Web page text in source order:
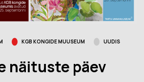
KGB KONGIDE MUUSEUM UUDIS
näituste päev